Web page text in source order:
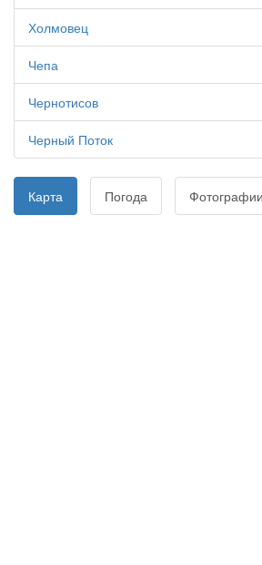
Холмовец
Чепа
Чернотисов
Черный Поток
Карта Погода Фотографии